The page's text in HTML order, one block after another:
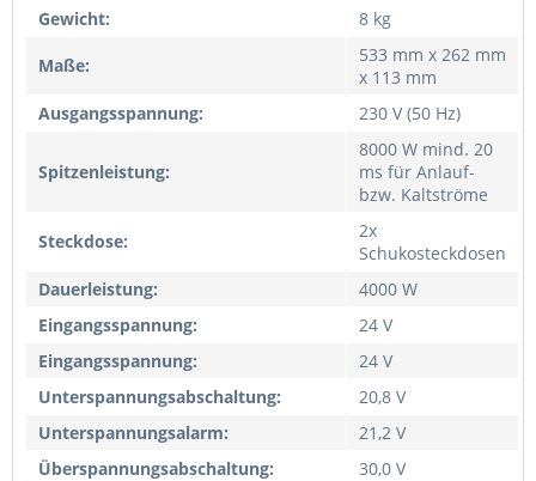
Gewicht: 8 kg
Maße:
533 mm x 262 mm
x 113 mm
Ausgangsspannung:
230 V (50 Hz)
Spitzenleistung:
8000 W mind. 20
ms für Anlauf-
bzw. Kaltströme
Steckdose:
2x
Schukosteckdosen
Dauerleistung:
4000 W
Eingangsspannung:
24 V
Eingangsspannung:
24 V
Unterspannungsabschaltung:
20,8 V
Unterspannungsalarm:
21,2 V
Überspannungsabschaltung:
30,0 V